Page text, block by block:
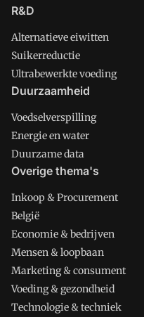
R&D
Alternatieve eiwitten
Suikerreductie
Ultrabewerkte voeding
Duurzaamheid
Voedselverspilling
Energie en water
Duurzame data
Overige thema's
Inkoop & Procurement
België
Economie & bedrijven
Mensen & loopbaan
Marketing & consument
Voeding & gezondheid
Technologie & techniek